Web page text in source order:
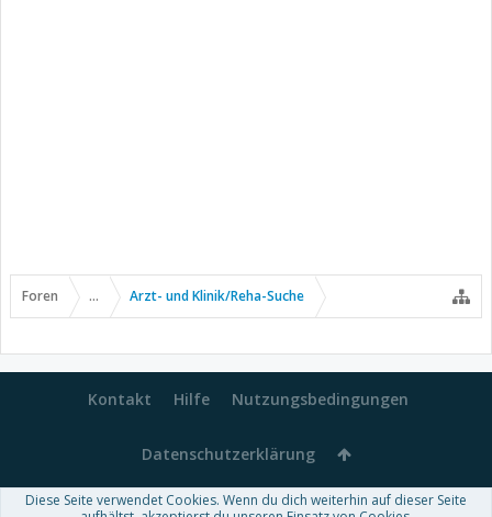
Foren ... Arzt- und Klinik/Reha-Suche
Kontakt Hilfe Nutzungsbedingungen
Datenschutzerklärung
Diese Seite verwendet Cookies. Wenn du dich weiterhin auf dieser Seite